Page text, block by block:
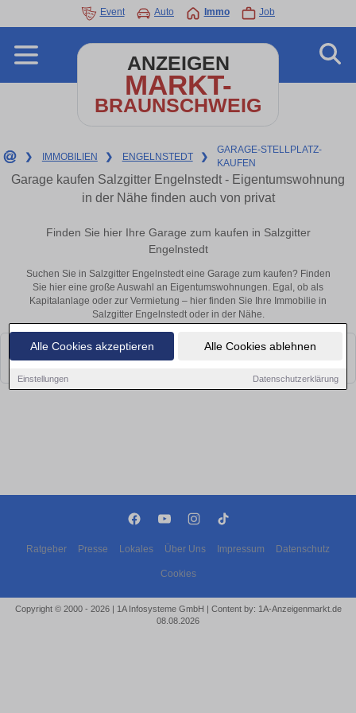
Alle Cookies akzeptieren Alle Cookies ablehnen
Einstellungen Datenschutzerklärung
Event Auto Immo Job
ANZEIGEN
MARKT-
BRAUNSCHWEIG
❯ IMMOBILIEN ❯ ENGELNSTEDT ❯
GARAGE-STELLPLATZ-
KAUFEN
Garage kaufen Salzgitter Engelnstedt - Eigentumswohnung
in der Nähe finden auch von privat
Finden Sie hier Ihre Garage zum kaufen in Salzgitter
Engelnstedt
Suchen Sie in Salzgitter Engelnstedt eine Garage zum kaufen? Finden
Sie hier eine große Auswahl an Eigentumswohnungen. Egal, ob als
Kapitalanlage oder zur Vermietung – hier finden Sie Ihre Immobilie in
Salzgitter Engelnstedt oder in der Nähe.
Leider konnten wir derzeit keine passenden Objekte finden. Schauen Sie
Ratgeber Presse Lokales Über Uns Impressum Datenschutz
Cookies
Copyright © 2000 - 2026 | 1A Infosysteme GmbH | Content by: 1A-Anzeigenmarkt.de
08.08.2026